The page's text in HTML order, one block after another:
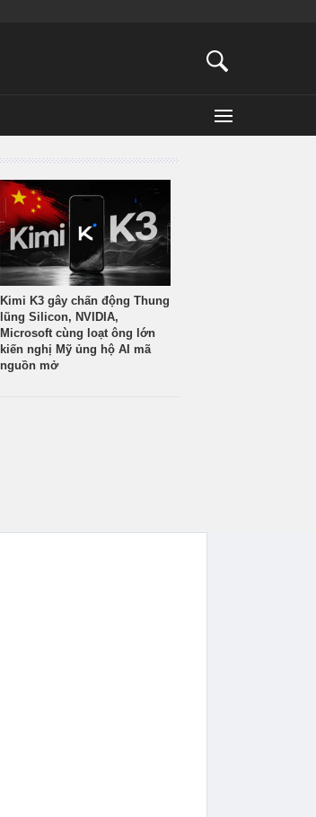
Kimi K3 gây chấn động Thung
lũng Silicon, NVIDIA,
Microsoft cùng loạt ông lớn
kiến nghị Mỹ ủng hộ AI mã
nguồn mở